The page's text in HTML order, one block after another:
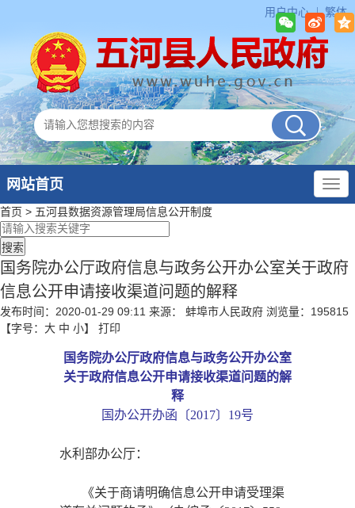
用户中心 繁体
网站首页
首页 > 五河县数据资源管理局信息公开制度
国务院办公厅政府信息与政务公开办公室关于政府
信息公开申请接收渠道问题的解释
发布时间：2020-01-29 09:11 来源： 蚌埠市人民政府 浏览量： 195815
【字号： 大 中 小】 打印
国务院办公厅政府信息与政务公开办公室
关于政府信息公开申请接收渠道问题的解
释
国办公开办函〔2017〕19号
水利部办公厅：
《关于商请明确信息公开申请受理渠